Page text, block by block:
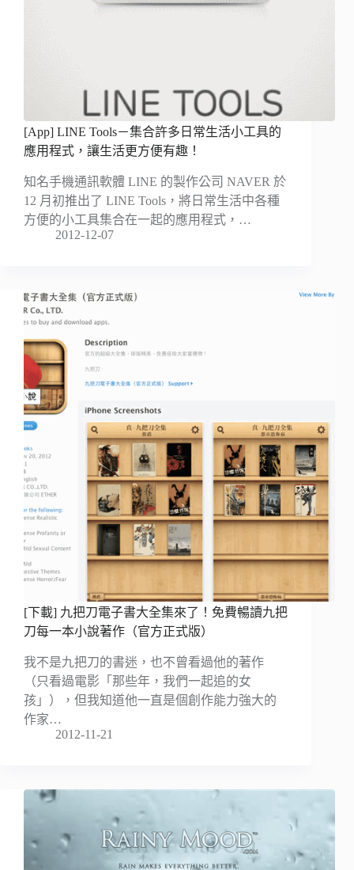
[App] LINE Tools－集合許多日常生活小工具的
應用程式，讓生活更方便有趣！
知名手機通訊軟體 LINE 的製作公司 NAVER 於
12 月初推出了 LINE Tools，將日常生活中各種
方便的小工具集合在一起的應用程式，…
2012-12-07
[下載] 九把刀電子書大全集來了！免費暢讀九把
刀每一本小說著作（官方正式版）
我不是九把刀的書迷，也不曾看過他的著作
（只看過電影「那些年，我們一起追的女
孩」），但我知道他一直是個創作能力強大的
作家…
2012-11-21